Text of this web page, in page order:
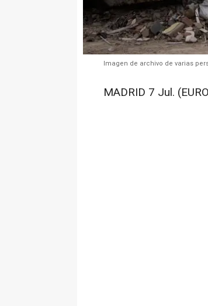
Imagen de archivo de varias
MADRID 7 Jul.